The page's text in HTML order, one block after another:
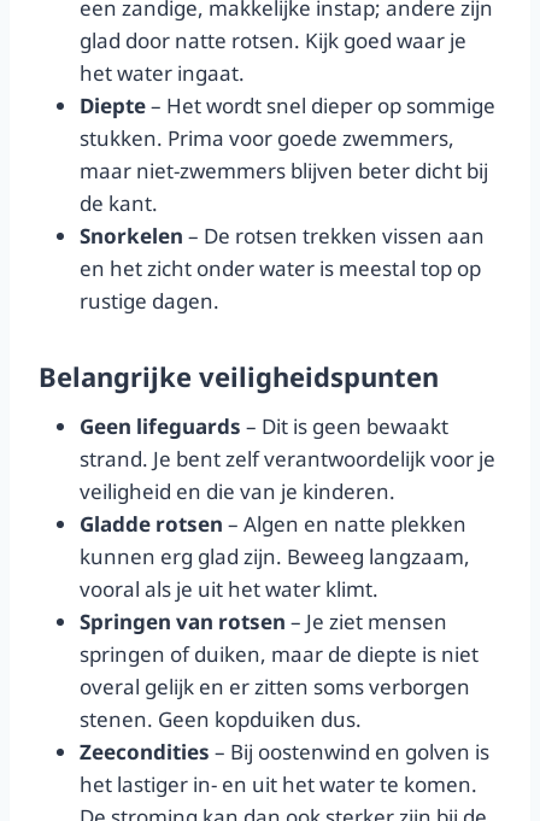
een zandige, makkelijke instap; andere zijn
glad door natte rotsen. Kijk goed waar je
het water ingaat.
Diepte– Het wordt snel dieper op sommige
stukken. Prima voor goede zwemmers,
maar niet-zwemmers blijven beter dicht bij
de kant.
Snorkelen – De rotsen trekken vissen aan
en het zicht onder water is meestal top op
rustige dagen.
Belangrijke veiligheidspunten
Geen lifeguards – Dit is geen bewaakt
strand. Je bent zelf verantwoordelijk voor je
veiligheid en die van je kinderen.
Gladde rotsen – Algen en natte plekken
kunnen erg glad zijn. Beweeg langzaam,
vooral als je uit het water klimt.
Springen van rotsen – Je ziet mensen
springen of duiken, maar de diepte is niet
overal gelijk en er zitten soms verborgen
stenen. Geen kopduiken dus.
Zeecondities – Bij oostenwind en golven is
het lastiger in- en uit het water te komen.